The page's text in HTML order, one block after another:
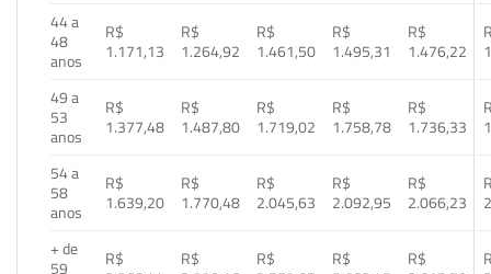
44 a
48
anos
R$
1.171,13
R$
1.264,92
R$
1.461,50
R$
1.495,31
R$
1.476,22
49 a
53
anos
R$
1.377,48
R$
1.487,80
R$
1.719,02
R$
1.758,78
R$
1.736,33
54 a
58
anos
R$
1.639,20
R$
1.770,48
R$
2.045,63
R$
2.092,95
R$
2.066,23
+ de
59
R$
R$
R$
R$
R$